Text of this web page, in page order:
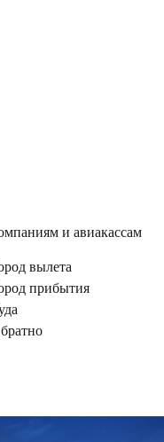
и авиакассам
вылета
прибытия